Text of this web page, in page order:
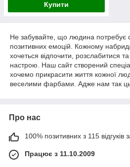
Купити
Не забувайте, що людина потребує
позитивних емоцій. Кожному
хочеться відпочити, розслабитися
настрою. Наш сайт створений
хочемо прикрасити життя кожної
веселими фарбами. Адже нам так
Про нас
100% позитивних з 115 відгуків
Працює з 11.10.2009